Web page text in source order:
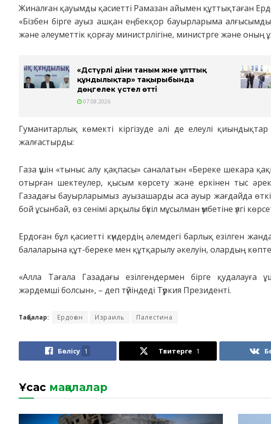
Жиналған қауымды қасиетті Рамазан айымен құттықтаған
«Бізбен бірге ауыз ашқан еңбекқор бауырларыма алғысымды
және әлеуметтік қорғау министрлігіне, министрге және
«Дәстүрлі діни таным және ұлттық
құндылықтар» тақырыбында
дөңгелек үстел өтті
07.08.2026
Гуманитарлық көмекті кіргізуде әлі де елеулі
жалғастырды:
Газа үшін «тыныс алу қақпасы» саналатын «Береке шекара
отырған шектеулер, қысым көрсету және еркінен тыс
Газадағы бауырларымыз ауызашарды аса ауыр жағдайда
бой ұсынбай, өз сенімі арқылы бүкіл мұсылман үмбетіне үлгі
Ердоған бұл қасиетті күндердің әлемдегі барлық езілген
балаларына құт-береке мен құтқарылу әкелуін, олардың
«Алла Тағала Газадағы езілгендермен бірге
жәрдемші болсын», – деп түйіндеді Түркия Президенті.
Таңбалар: Ердоған Израиль Палестина
Бөлісу 1 Твитерге 1
Ұқсас мақалалар